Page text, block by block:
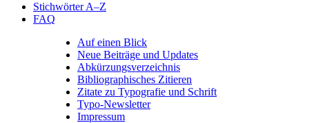
Stichwörter A–Z
FAQ
Auf einen Blick
Neue Beiträge und Updates
Abkürzungsverzeichnis
Bibliographisches Zitieren
Zitate zu Typografie und Schrift
Typo-Newsletter
Impressum